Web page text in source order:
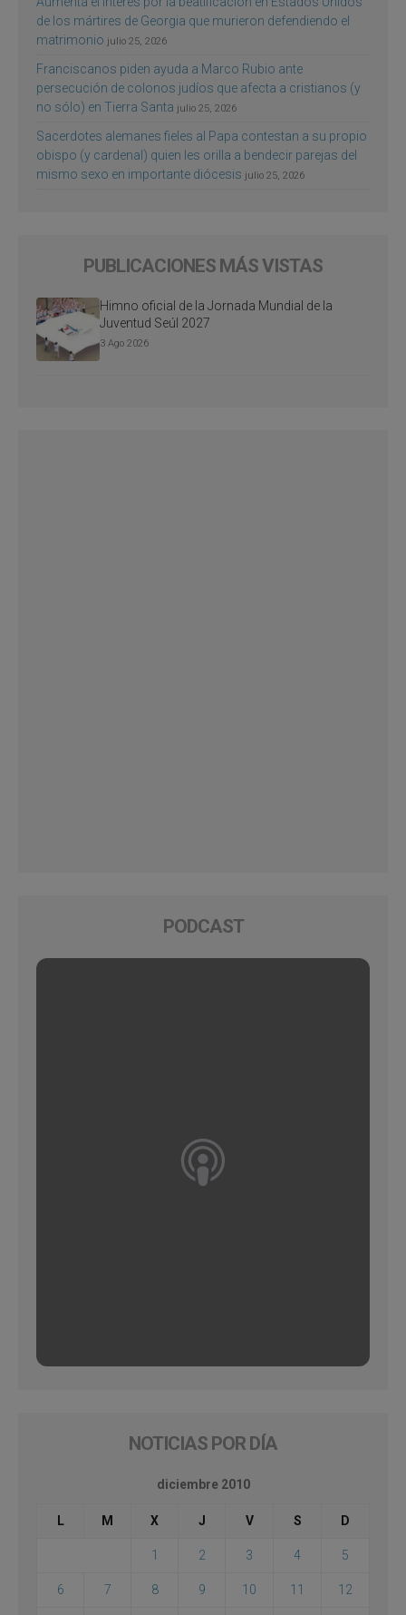
de los mártires de Georgia que murieron defendiendo el
matrimonio julio 25, 2026
Franciscanos piden ayuda a Marco Rubio ante
persecución de colonos judíos que afecta a cristianos (y
no sólo) en Tierra Santa julio 25, 2026
Sacerdotes alemanes fieles al Papa contestan a su propio
obispo (y cardenal) quien les orilla a bendecir parejas del
mismo sexo en importante diócesis julio 25, 2026
PUBLICACIONES MÁS VISTAS
Himno oficial de la Jornada Mundial de la
Juventud Seúl 2027
3 Ago 2026
PODCAST
NOTICIAS POR DÍA
diciembre 2010
L M X J V S D
1 2 3 4 5
6 7 8 9 10 11 12